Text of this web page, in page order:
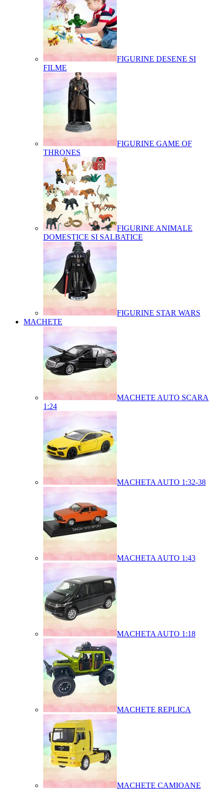
FIGURINE DESENE SI
FILME
FIGURINE GAME OF
THRONES
FIGURINE ANIMALE
DOMESTICE SI SALBATICE
FIGURINE STAR WARS
MACHETE
MACHETE AUTO SCARA
1:24
MACHETA AUTO 1:32-38
MACHETA AUTO 1:43
MACHETA AUTO 1:18
MACHETE REPLICA
MACHETE CAMIOANE